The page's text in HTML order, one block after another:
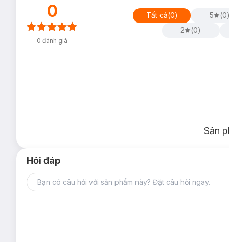
0
0 đánh giá
Tất cả(0) 5 (0
2
(0)
Sản
Hỏi đáp